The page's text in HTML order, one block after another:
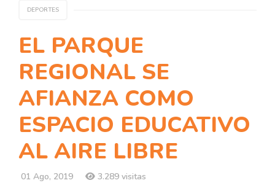
DEPORTES
EL PARQUE
REGIONAL SE
AFIANZA COMO
ESPACIO EDUCATIVO
AL AIRE LIBRE
01 Ago, 2019
3.289 visitas